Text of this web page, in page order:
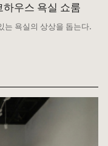
우스 욕실 쇼룸
는 욕실의 상상을 돕는다.